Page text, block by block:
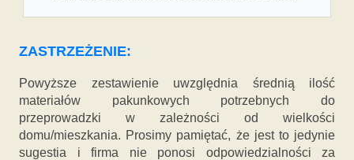
ZASTRZEŻENIE:
Powyższe zestawienie uwzględnia średnią ilość
materiałów pakunkowych potrzebnych do
przeprowadzki w zależności od wielkości
domu/mieszkania. Prosimy pamiętać, że jest to jedynie
sugestia i firma nie ponosi odpowiedzialności za